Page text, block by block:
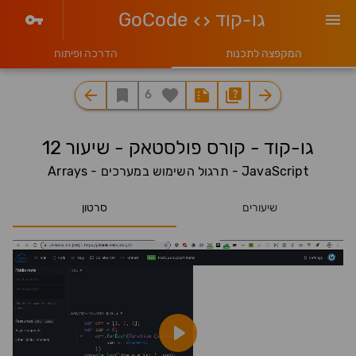
גו-קוד GoCode
המקפצה לתכנות הדרכה ופיתוח
6
גו-קוד - קורס פולסטאק - שיעור 12
JavaScript - תרגול השימוש במערכים - Arrays
שיעורים סרטון
Play